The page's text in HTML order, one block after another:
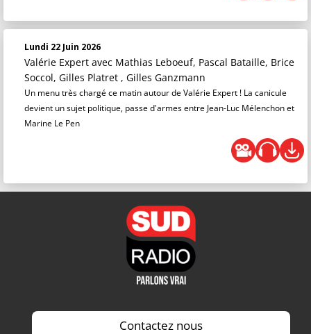
Lundi 22 Juin 2026
Valérie Expert avec Mathias Leboeuf, Pascal Bataille, Brice
Soccol, Gilles Platret , Gilles Ganzmann
Un menu très chargé ce matin autour de Valérie Expert ! La canicule
devient un sujet politique, passe d'armes entre Jean-Luc Mélenchon et
Marine Le Pen
Contactez nous